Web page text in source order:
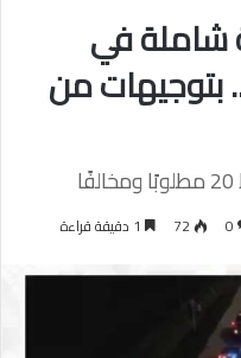
شاملة في
بتوجيهات من
0
72